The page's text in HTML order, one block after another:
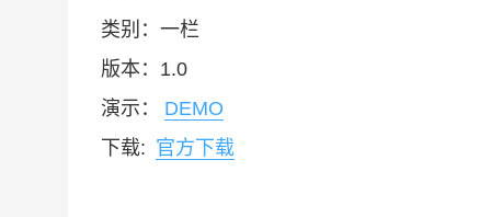
类别：一栏
版本：1.0
演示：
DEMO
下载: 官方下载